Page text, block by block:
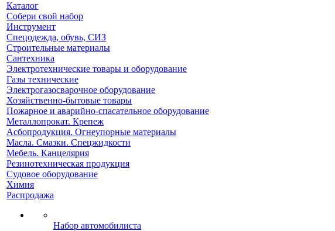
Каталог
Собери свой набор
Инструмент
Спецодежда, обувь, СИЗ
Строительные материалы
Сантехника
Электротехнические товары и оборудование
Газы технические
Электрогазосварочное оборудование
Хозяйственно-бытовые товары
Пожарное и аварийно-спасательное оборудование
Металлопрокат. Крепеж
Асбопродукция. Огнеупорные материалы
Масла. Смазки. Спецжидкости
Мебель. Канцелярия
Резинотехническая продукция
Судовое оборудование
Химия
Распродажа
Набор автомобилиста